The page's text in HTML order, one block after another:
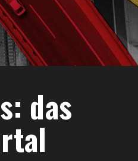
das